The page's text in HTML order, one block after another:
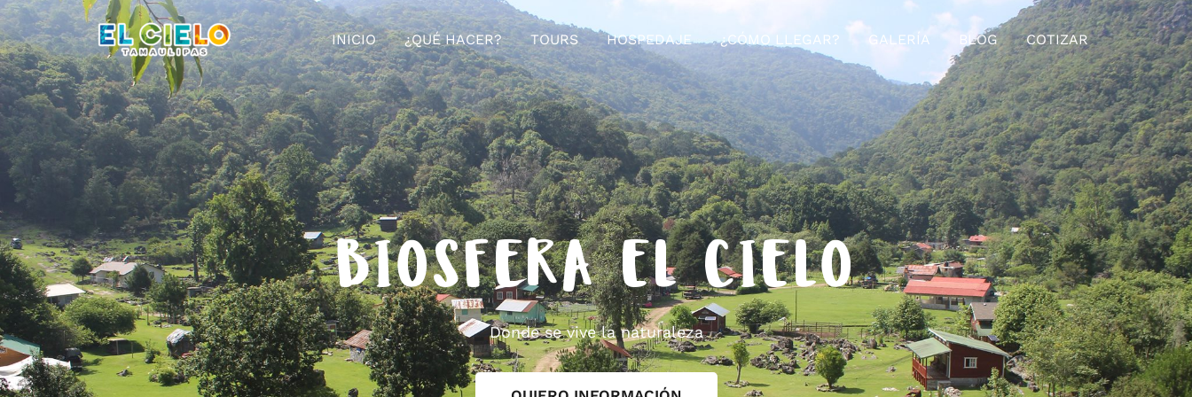
INICIO ¿QUÉ HACER? TOURS HOSPEDAJE ¿CÓMO LLEGAR? GALERÍA BLOG COTIZAR
BIOSFERA EL CIELO
Donde se vive la naturaleza